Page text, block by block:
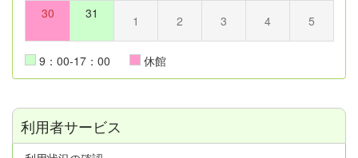
30 31 1 2 3 4 5
9：00-17：00 休館
利用者サービス